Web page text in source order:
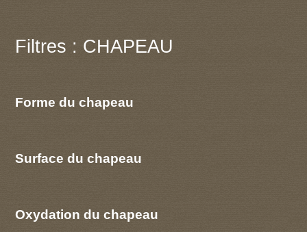
Filtres : CHAPEAU
Forme du chapeau
Surface du chapeau
Oxydation du chapeau